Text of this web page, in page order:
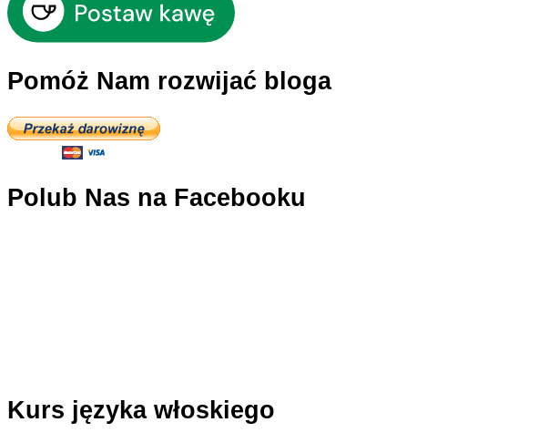
Pomóż Nam rozwijać bloga
Polub Nas na Facebooku
Kurs języka włoskiego